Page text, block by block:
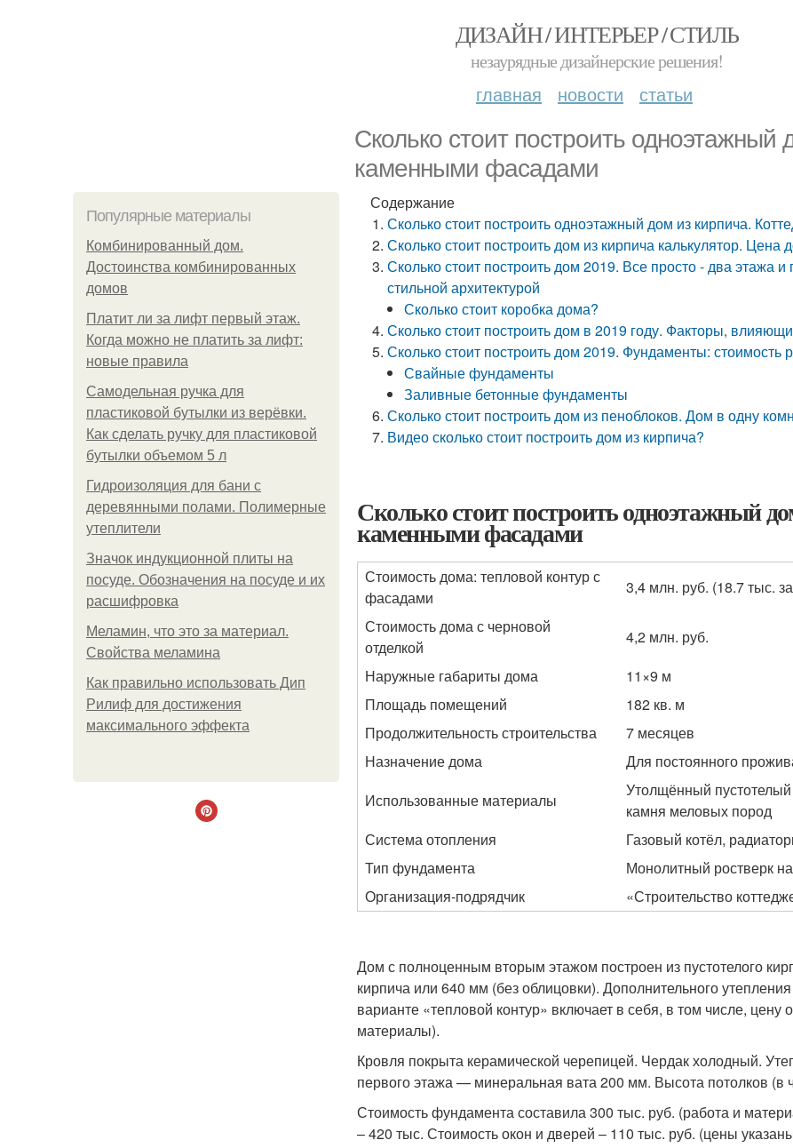
ДИЗАЙН / ИНТЕРЬЕР / СТИЛЬ
незаурядные дизайнерские решения!
главная новости статьи
Сколько стоит построить одноэтажный
каменными фасадами
Популярные материалы
Комбинированный дом.
Достоинства комбинированных
домов
Платит ли за лифт первый этаж.
Когда можно не платить за лифт:
новые правила
Самодельная ручка для
пластиковой бутылки из верёвки.
Как сделать ручку для пластиковой
бутылки объемом 5 л
Гидроизоляция для бани с
деревянными полами. Полимерные
утеплители
Значок индукционной плиты на
посуде. Обозначения на посуде и их
расшифровка
Меламин, что это за материал.
Свойства меламина
Как правильно использовать Дип
Рилиф для достижения
максимального эффекта
Содержание
Сколько стоит построить одноэтажный дом из кирпича.
Сколько стоит построить дом из кирпича калькулятор. Цена
Сколько стоит построить дом 2019. Все просто - два этажа
стильной архитектурой
Сколько стоит коробка дома?
Сколько стоит построить дом в 2019 году. Факторы,
Сколько стоит построить дом 2019. Фундаменты: стоимость
Свайные фундаменты
Заливные бетонные фундаменты
Сколько стоит построить дом из пеноблоков. Дом в одну
Видео сколько стоит построить дом из кирпича?
Сколько стоит построить одноэтажный
каменными фасадами
Стоимость дома: тепловой контур с
фасадами
3,4 млн. руб. (18.7 тыс.
Стоимость дома с черновой
отделкой
4,2 млн. руб.
Наружные габариты дома
11×9 м
Площадь помещений
182 кв. м
Продолжительность строительства
7 месяцев
Назначение дома
Для постоянного
Использованные материалы
Утолщённый
камня меловых пород
Система отопления
Газовый котёл,
Тип фундамента
Монолитный ростверк
Организация-подрядчик
«Строительство
Дом с полноценным вторым этажом построен из пустотелого
кирпича или 640 мм (без облицовки). Дополнительного
варианте «тепловой контур» включает в себя, в том числе,
материалы).
Кровля покрыта керамической черепицей. Чердак холодный.
первого этажа — минеральная вата 200 мм. Высота потолков (в
Стоимость фундамента составила 300 тыс. руб. (работа и
– 420 тыс. Стоимость окон и дверей – 110 тыс. руб. (цены